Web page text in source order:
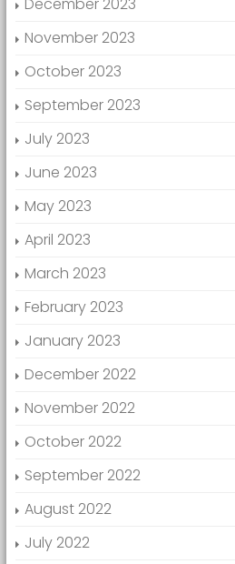
November 2023
October 2023
September 2023
July 2023
June 2023
May 2023
April 2023
March 2023
February 2023
January 2023
December 2022
November 2022
October 2022
September 2022
August 2022
July 2022